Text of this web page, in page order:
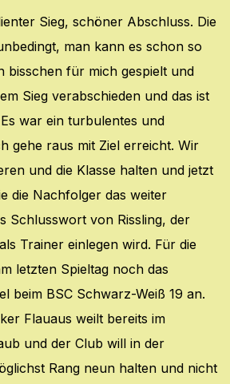
Sieg, schöner Abschluss. Die
man kann es schon so
bisschen für mich gespielt und
Sieg verabschieden und das ist
war ein turbulentes und
gehe raus mit Ziel erreicht. Wir
und die Klasse halten und jetzt
die Nachfolger das weiter
Schlusswort von Rissling, der
Trainer einlegen wird. Für die
letzten Spieltag noch das
beim BSC Schwarz-Weiß 19 an.
Flauaus weilt bereits im
und der Club will in der
Rang neun halten und nicht